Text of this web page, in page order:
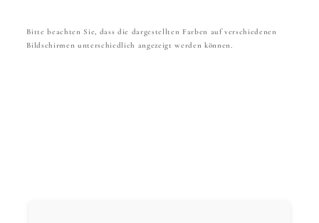
Bitte beachten Sie, dass die dargestellten Farben auf verschiedenen
Bildschirmen unterschiedlich angezeigt werden können.